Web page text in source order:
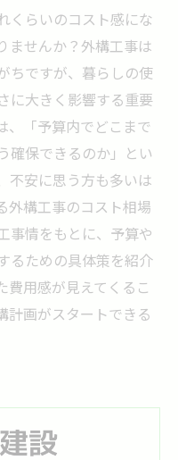
くらいのコスト感にな
ませんか？外構工事は
ちですが、暮らしの使
に大きく影響する重要
、「予算内でどこまで
確保できるのか」とい
不安に思う方も多いは
外構工事のコスト相場
事情をもとに、予算や
るための具体策を紹介
費用感が見えてくるこ
計画がスタートできる